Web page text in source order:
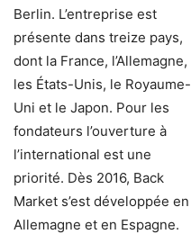
Berlin. L’entreprise est
présente dans treize pays,
dont la France, l’Allemagne,
les États-Unis, le Royaume-
Uni et le Japon. Pour les
fondateurs l’ouverture à
l’international est une
priorité. Dès 2016, Back
Market s’est développée en
Allemagne et en Espagne.